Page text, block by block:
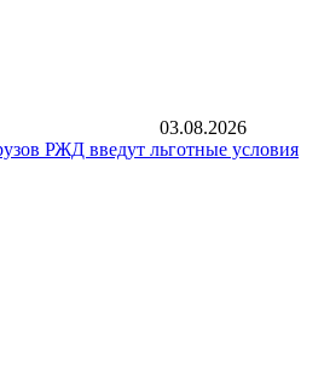
03.08.2026
РЖД введут льготные условия